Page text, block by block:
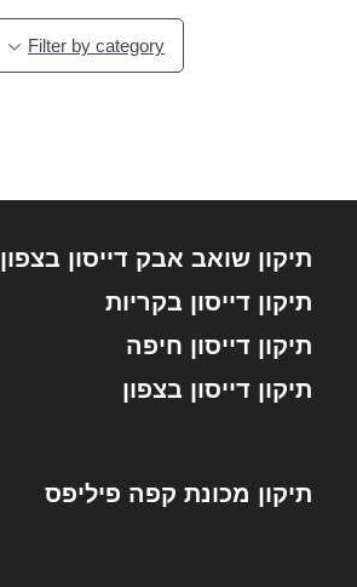
Filter by category
תיקון שואב אבק דייסון בצפון
תיקון דייסון בקריות
תיקון דייסון חיפה
תיקון דייסון בצפון
תיקון מכונת קפה פיליפס